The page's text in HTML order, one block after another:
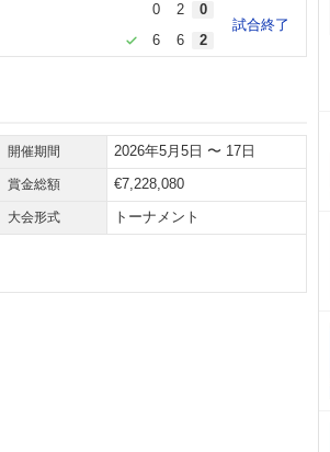
0 2
0
6 6 2
試合終了
開催期間 2026年5月5日 〜 17日
賞金総額 €7,228,080
大会形式 トーナメント